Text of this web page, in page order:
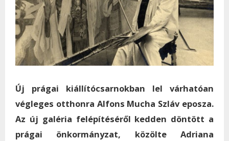
Új prágai kiállítócsarnokban lel várhatóan
végleges otthonra Alfons Mucha Szláv eposza.
Az új galéria felépítéséről kedden döntött a
prágai önkormányzat, közölte Adriana